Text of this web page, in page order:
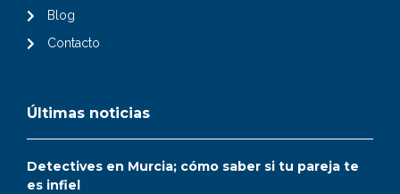
Blog
Contacto
Últimas noticias
Detectives en Murcia; cómo saber si tu pareja te
es infiel